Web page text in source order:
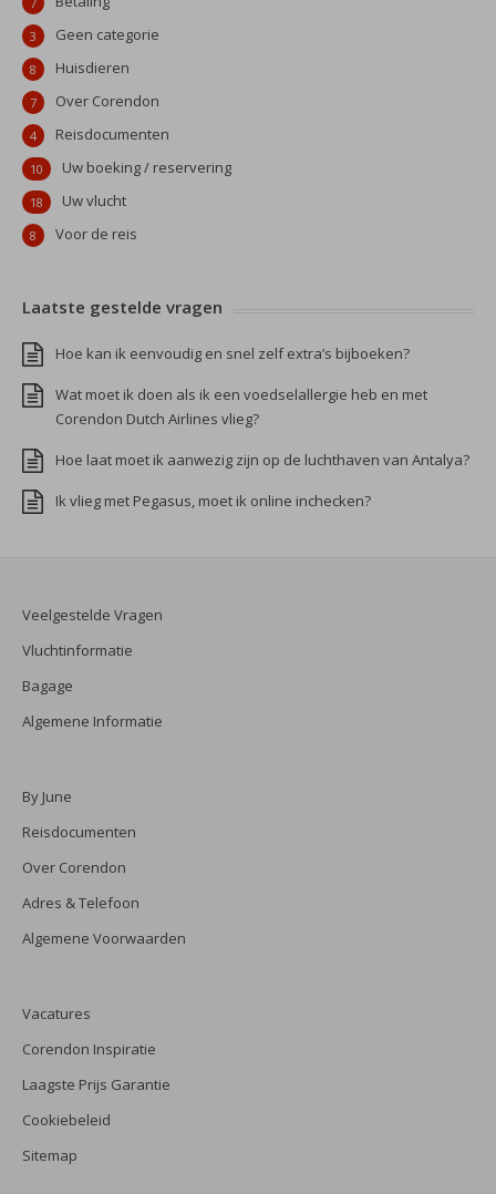
Geen categorie
3
Huisdieren
8
Over Corendon
7
Reisdocumenten
4
Uw boeking / reservering
10
Uw vlucht
18
Voor de reis
8
Laatste gestelde vragen
Hoe kan ik eenvoudig en snel zelf extra’s bijboeken?
Wat moet ik doen als ik een voedselallergie heb en met
Corendon Dutch Airlines vlieg?
Hoe laat moet ik aanwezig zijn op de luchthaven van Antalya?
Ik vlieg met Pegasus, moet ik online inchecken?
Veelgestelde Vragen
Vluchtinformatie
Bagage
Algemene Informatie
By June
Reisdocumenten
Over Corendon
Adres & Telefoon
Algemene Voorwaarden
Vacatures
Corendon Inspiratie
Laagste Prijs Garantie
Cookiebeleid
Sitemap